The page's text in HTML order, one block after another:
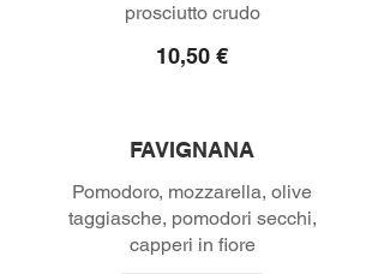
prosciutto crudo
10,50 €
FAVIGNANA
Pomodoro, mozzarella, olive
taggiasche, pomodori secchi,
capperi in fiore